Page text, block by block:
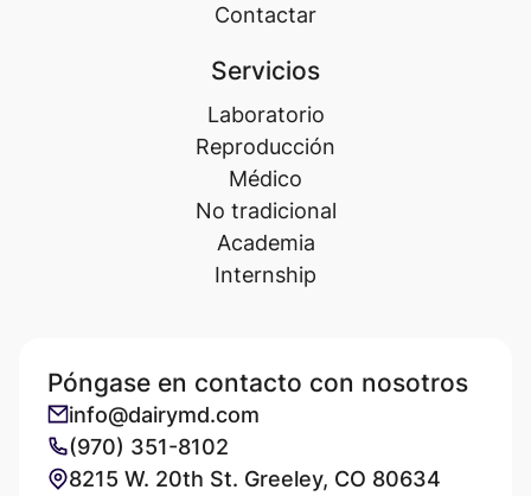
Contactar
Servicios
Laboratorio
Reproducción
Médico
No tradicional
Academia
Internship
Póngase en contacto con nosotros
info@dairymd.com
(970) 351-8102
8215 W. 20th St. Greeley, CO 80634